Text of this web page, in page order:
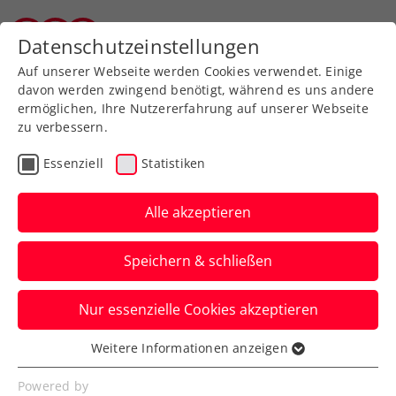
Zurück zur Newsübersicht
Ausbildung
Jürgens beste
Tennistipps – Teil 2: Die
beidhändige Rückhand
ÖTV-Sportdirektor Jürgen Melzer zeigt
euch mit ÖTV-Ausbildungsreferent Harald
Mair die richtige Technik.
Verfasst von: Manuel Wachta, 29.05.2024
Datenschutzeinstellungen
Auf unserer Webseite werden Cookies verwendet. Einige
davon werden zwingend benötigt, während es uns andere
ermöglichen, Ihre Nutzererfahrung auf unserer Webseite
zu verbessern.
Essenziell Statistiken
Alle akzeptieren
Speichern & schließen
Nur essenzielle Cookies akzeptieren
Essenziell
Essenzielle Cookies werden für grundlegende
Weitere Informationen anzeigen
Powered by